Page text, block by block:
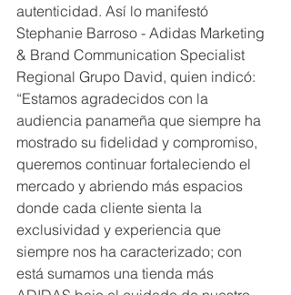
autenticidad. Así lo manifestó
Stephanie Barroso - Adidas Marketing
& Brand Communication Specialist
Regional Grupo David, quien indicó:
“Estamos agradecidos con la
audiencia panameña que siempre ha
mostrado su fidelidad y compromiso,
queremos continuar fortaleciendo el
mercado y abriendo más espacios
donde cada cliente sienta la
exclusividad y experiencia que
siempre nos ha caracterizado; con
está sumamos una tienda más